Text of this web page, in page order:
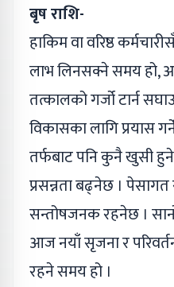
बृष राशि-
हाकिम वा वरिष्ठ
लाभ लिनसक्ने समय हो,
तत्कालको गर्जो टार्न
विकासका लागि प्रयास
तर्फबाट पनि कुनै खुसी
प्रसन्नता बढ्नेछ ।
सन्तोषजनक रहनेछ ।
आज नयाँ सृजना र
रहने समय हो ।